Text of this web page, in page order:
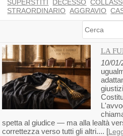
SUPERSTITI
DECESSO
STRAORDINARIO AGGRAVIO
Cerca
LA
10/01/
spetta al giudice — ma alla lealtà
correttezza verso tutti gli altri.... [